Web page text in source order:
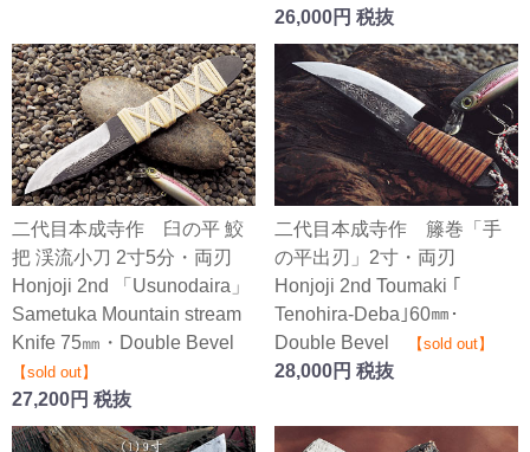
26,000円 税抜
二代目本成寺作 臼の平 鮫
把 渓流小刀 2寸5分・両刃
Honjoji 2nd 「Usunodaira」
Sametuka Mountain stream
Knife 75㎜・Double Bevel
【sold out】
27,200円 税抜
二代目本成寺作 籐巻「手
の平出刃」2寸・両刃
Honjoji 2nd Toumaki ｢
Tenohira-Deba｣60㎜･
Double Bevel
【sold out】
28,000円 税抜